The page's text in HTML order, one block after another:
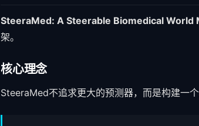
SteeraMed: A Steerable Biomedical World
架。
核心理念
SteeraMed不追求更大的预测器，而是构建一